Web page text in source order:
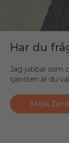
Har du
Jag jobbar som
tjänsten är du
Mejla